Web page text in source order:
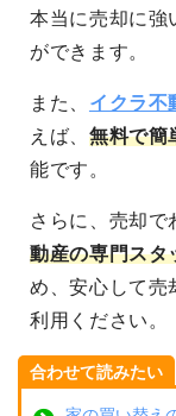
本当に売却に強
ができます。
また、 イクラ不
えば、 無料で簡
能です。
さらに、売却
動産の専門スタ
め、安心して売
利用ください。
合わせて読みたい